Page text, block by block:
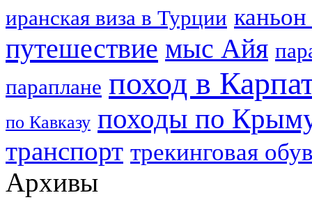
иранская виза в Турции
путешествие мыс Айя
параплане поход в
по Кавказу походы по
транспорт трекинговая
Архивы